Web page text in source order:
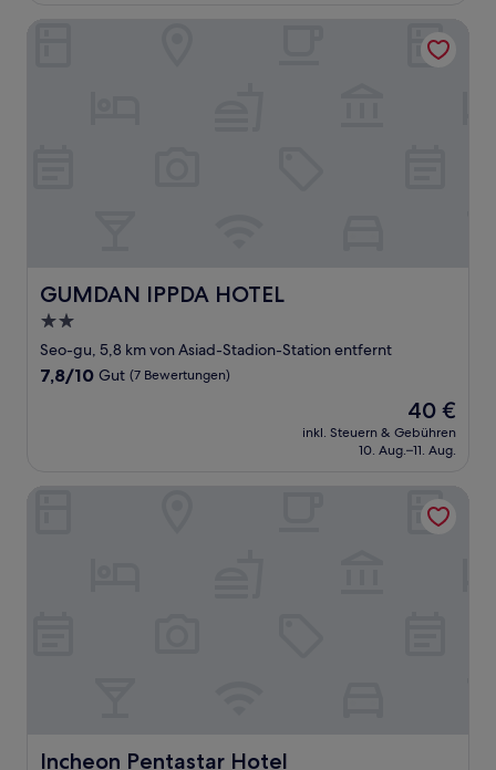
GUMDAN IPPDA HOTEL
GUMDAN IPPDA HOTEL
2.0-
Sterne-
Unterkunft
Seo-gu, 5,8 km von Asiad-Stadion-Station entfernt
7.8
7,8/10 Gut (7 Bewertungen)
Der
Preis
beträgt
40 €
inkl. Steuern & Gebühren
10. Aug.–11. Aug.
Incheon Pentastar Hotel
Incheon Pentastar Hotel